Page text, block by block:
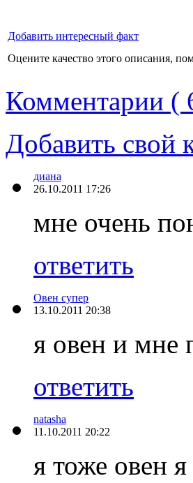
Добавить интересный факт
Оцените качество этого описания,
Комментарии (
Добавить свой
диана
26.10.2011 17:26
мне очень
ответить
Овен супер
13.10.2011 20:38
я овен и мне
ответить
natasha
11.10.2011 20:22
я тоже овен